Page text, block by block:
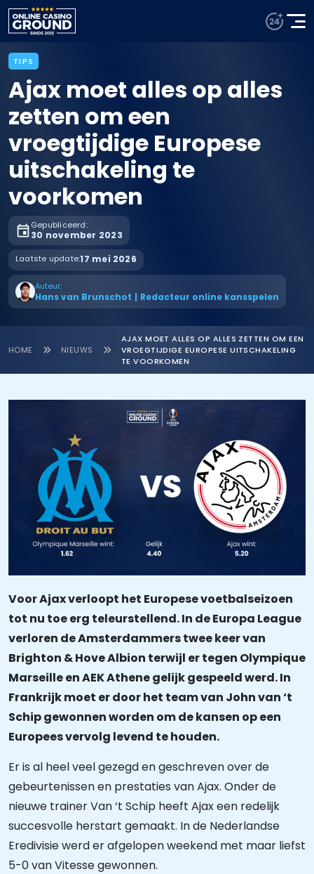
TIPS
Ajax moet alles op alles
zetten om een
vroegtijdige Europese
uitschakeling te
voorkomen
Gepubliceerd:
30 november 2023
Laatste update:17 mei 2026
Auteur:
Hans van Brunschot | Redacteur online kansspelen
HOME NIEUWS
AJAX MOET ALLES OP ALLES ZETTEN OM EEN
VROEGTIJDIGE EUROPESE UITSCHAKELING
TE VOORKOMEN
Voor Ajax verloopt het Europese voetbalseizoen
tot nu toe erg teleurstellend. In de Europa League
verloren de Amsterdammers twee keer van
Brighton & Hove Albion terwijl er tegen Olympique
Marseille en AEK Athene gelijk gespeeld werd. In
Frankrijk moet er door het team van John van ‘t
Schip gewonnen worden om de kansen op een
Europees vervolg levend te houden.
Er is al heel veel gezegd en geschreven over de
gebeurtenissen en prestaties van Ajax. Onder de
nieuwe trainer Van ‘t Schip heeft Ajax een redelijk
succesvolle herstart gemaakt. In de Nederlandse
Eredivisie werd er afgelopen weekend met maar liefst
5-0 van Vitesse gewonnen.